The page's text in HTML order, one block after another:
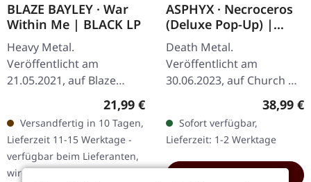
BLAZE BAYLEY · War
Within Me | BLACK LP
Heavy Metal.
Veröffentlicht am
21.05.2021, auf Blaze
Bayley Recs. Schwarzes
Vinyl im Gatefold-Cover
mit Booklet im LP-Format.
"War Within Me" von…
Regulärer Preis:
21,99 €
Versandfertig in 10 Tagen,
Lieferzeit 11-15 Werktage -
verfügbar beim Lieferanten,
wird bestellt
ASPHYX · Necroceros
(Deluxe Pop-Up) |
CLEAR LP
Death Metal.
Veröffentlicht am
30.06.2023, auf Church Of
Vinyl. Transparentes Vinyl
im Deluxe-Popup-Cover,
limitiert auf 235
Exemplare. Limitierte…
38,99 €
Sofort verfügbar,
Lieferzeit: 1-2 Werktage